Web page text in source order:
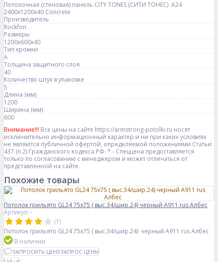
Потолочная (стеновая) панель CITY TONES (CИТИ ТОНЕС) A24
2400x1200x40 Concrete
Производитель
Rockfon
Размеры
1200x600x40
Тип кромки
A
Толщина защитного слоя
40
Количество штук в упаковке
5
Длина (мм)
1200
Ширина (мм)
600
Внимание!!! Все цены на сайте https://armstrong-potolki.ru носят
исключительно информационный характер и ни при каких условиях
не являются публичной офертой, определяемой положениями Статьи
437 (п.2) Гражданского кодекса РФ. * - Спеццена предоставляется
только по согласованию с менеджером и может отличаться от
представленной на сайте.
Похожие товары
Потолок грильято GL24 75х75 ( выс.34/шир.24) черный А911 rus Албес
Артикул: -
(1)
Потолок грильято GL24 75х75 ( выс.34/шир.24) черный А911 rus Албес
В наличии
ЗАПРОСИТЬ ЦЕНУЗАПРОС ЦЕНЫ